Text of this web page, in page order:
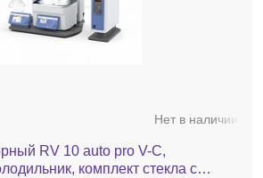
Нет в наличии
RV 10 auto pro V-C,
комплект стекла c